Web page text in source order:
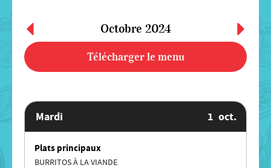
Octobre 2024
Télécharger le menu
Mardi 1 oct.
Plats principaux
BURRITOS À LA VIANDE